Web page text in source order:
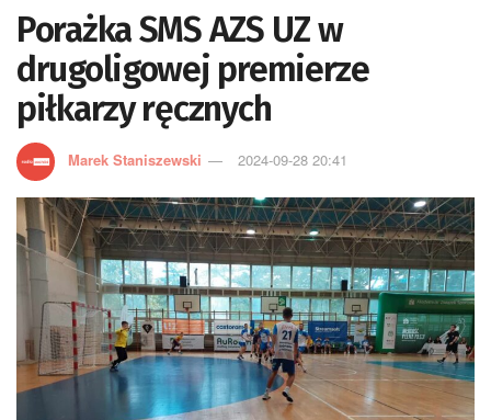
Porażka SMS AZS UZ w
drugoligowej premierze
piłkarzy ręcznych
Marek Staniszewski 2024-09-28 20:41